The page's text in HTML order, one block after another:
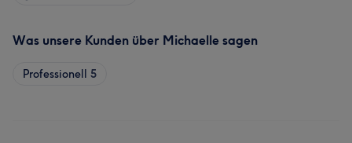
Was unsere Kunden über Michaelle sagen
Professionell 5